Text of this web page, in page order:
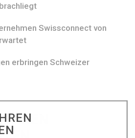
Swissconnect von
erbringen Schweizer